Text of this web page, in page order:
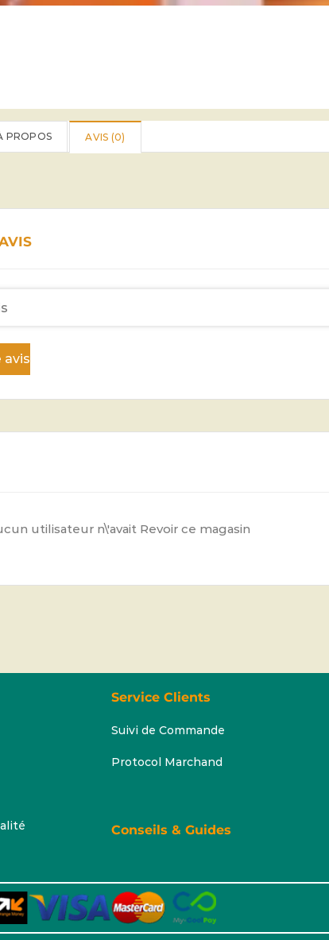
PROPOS AVIS (0)
avis
utilisateur n\'avait Revoir ce magasin
Service Clients
Suivi de Commande
Protocol Marchand
Conseils & Guides